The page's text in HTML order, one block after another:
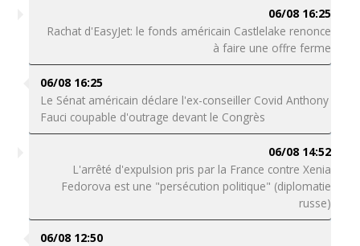
06/08 16:25
Rachat d'EasyJet: le fonds américain Castlelake renonce
à faire une offre ferme
06/08 16:25
Le Sénat américain déclare l'ex-conseiller Covid Anthony
Fauci coupable d'outrage devant le Congrès
06/08 14:52
L'arrêté d'expulsion pris par la France contre Xenia
Fedorova est une "persécution politique" (diplomatie
russe)
06/08 12:50